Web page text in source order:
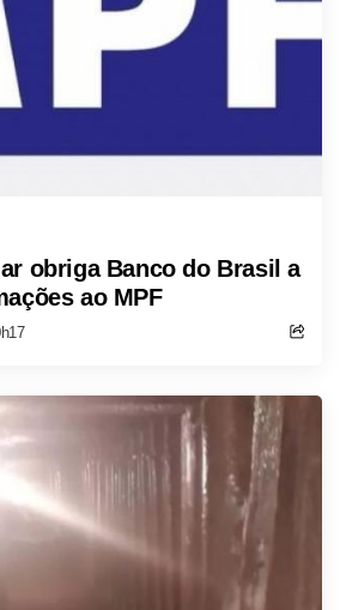
obriga Banco do Brasil a
ao MPF